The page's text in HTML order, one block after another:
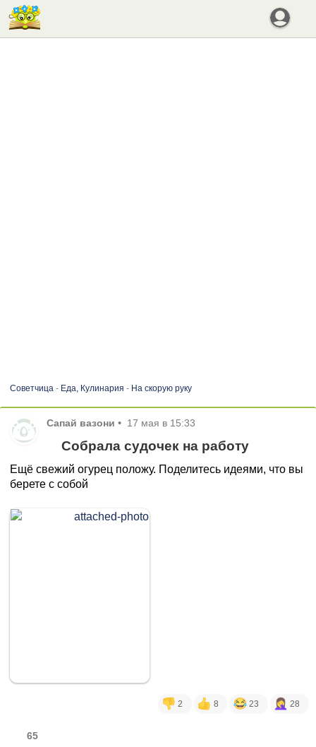
Советчица- Еда, Кулинария - На скорую руку
Сапай вазони • 17 мая в 15:33
Собрала судочек на работу
Ещё свежий огурец положу. Поделитесь идеями, что вы
берете с собой
2 8 23 28
65